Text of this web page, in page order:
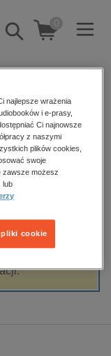
Pokaż/schowaj
wyszukiwarkę
0
informatyka
Filtrowanie
najlepsze wrażenia
i e-prasy,
Ci najnowsze
z naszymi
plików cookies,
swoje
zawsze możesz
lub
cookie